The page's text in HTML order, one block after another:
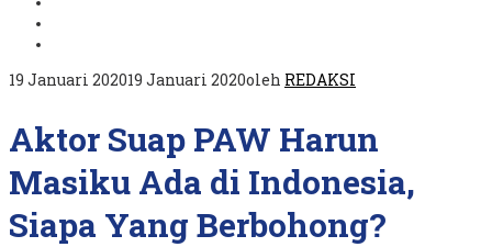
19 Januari 202019 Januari 2020oleh REDAKSI
Aktor Suap PAW Harun
Masiku Ada di Indonesia,
Siapa Yang Berbohong?